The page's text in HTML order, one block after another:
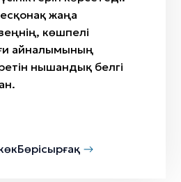
жаңа
көшпелі
айналымының
нышандық белгі
Бөрісырғақ